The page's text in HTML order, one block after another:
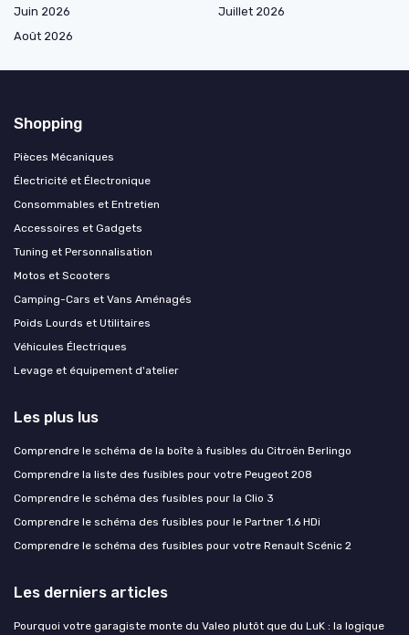
Juin 2026
Juillet 2026
Août 2026
Shopping
Pièces Mécaniques
Électricité et Électronique
Consommables et Entretien
Accessoires et Gadgets
Tuning et Personnalisation
Motos et Scooters
Camping-Cars et Vans Aménagés
Poids Lourds et Utilitaires
Véhicules Électriques
Levage et équipement d'atelier
Les plus lus
Comprendre le schéma de la boîte à fusibles du Citroën Berlingo
Comprendre la liste des fusibles pour votre Peugeot 208
Comprendre le schéma des fusibles pour la Clio 3
Comprendre le schéma des fusibles pour le Partner 1.6 HDi
Comprendre le schéma des fusibles pour votre Renault Scénic 2
Les derniers articles
Pourquoi votre garagiste monte du Valeo plutôt que du LuK : la logique